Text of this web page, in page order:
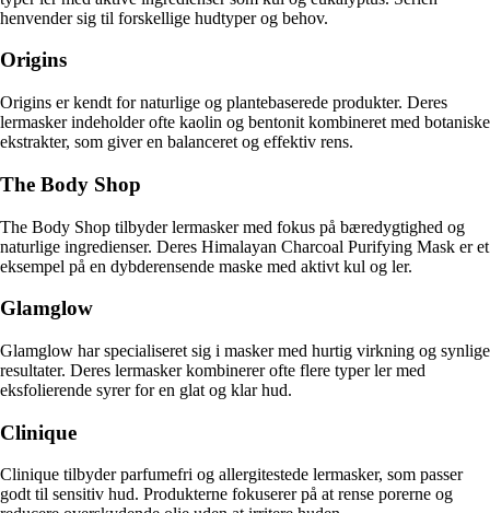
henvender sig til forskellige hudtyper og behov.
Origins
Origins er kendt for naturlige og plantebaserede produkter. Deres
lermasker indeholder ofte kaolin og bentonit kombineret med botaniske
ekstrakter, som giver en balanceret og effektiv rens.
The Body Shop
The Body Shop tilbyder lermasker med fokus på bæredygtighed og
naturlige ingredienser. Deres Himalayan Charcoal Purifying Mask er et
eksempel på en dybderensende maske med aktivt kul og ler.
Glamglow
Glamglow har specialiseret sig i masker med hurtig virkning og synlige
resultater. Deres lermasker kombinerer ofte flere typer ler med
eksfolierende syrer for en glat og klar hud.
Clinique
Clinique tilbyder parfumefri og allergitestede lermasker, som passer
godt til sensitiv hud. Produkterne fokuserer på at rense porerne og